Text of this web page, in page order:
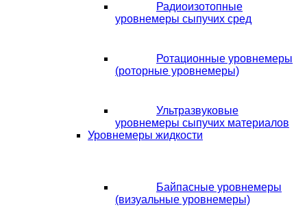
Радиоизотопные
уровнемеры сыпучих сред
Ротационные уровнемеры
(роторные уровнемеры)
Ультразвуковые
уровнемеры сыпучих материалов
Уровнемеры жидкости
Байпасные уровнемеры
(визуальные уровнемеры)